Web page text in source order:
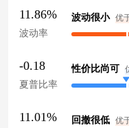
11.86%
波动率
波动很小 优
-0.18
夏普比率
性价比尚可
11.01% 回撤很低 优